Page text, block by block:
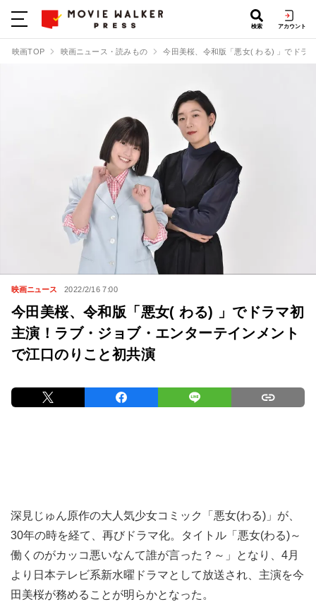
検索 アカウント
映画TOP 映画ニュース・読みもの 今田美桜、令和版「悪女( わる) 」でドラ
映画ニュース 2022/2/16 7:00
今田美桜、令和版「悪女( わる) 」でドラマ初
主演！ラブ・ジョブ・エンターテインメント
で江口のりこと初共演
深見じゅん原作の大人気少女コミック「悪女(わる)」が、
30年の時を経て、再びドラマ化。タイトル「悪女(わる)～
働くのがカッコ悪いなんて誰が言った？～」となり、4月
より日本テレビ系新水曜ドラマとして放送され、主演を今
田美桜が務めることが明らかとなった。